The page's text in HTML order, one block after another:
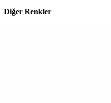
Diğer Renkler